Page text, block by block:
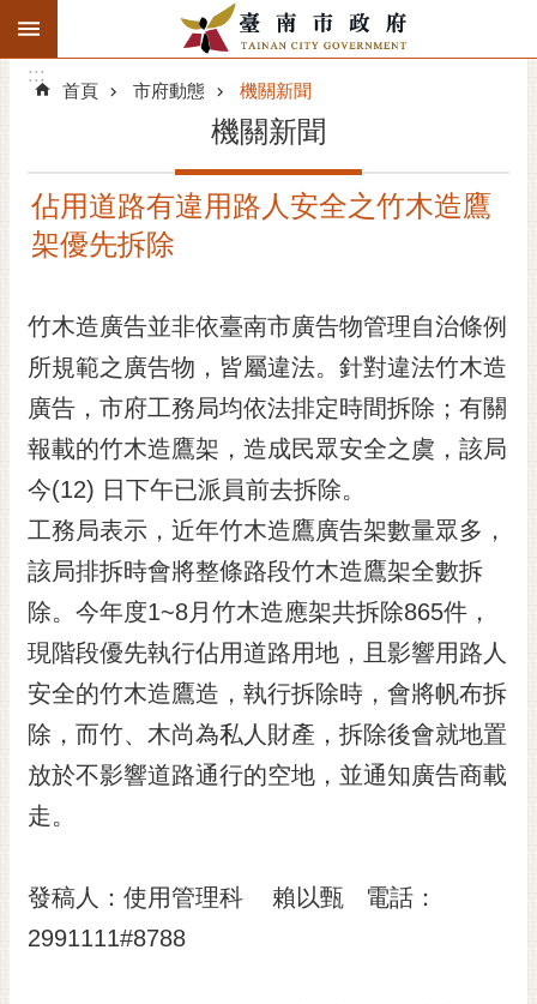
跳到主要內容區塊
搜
階
精彩府城
市府團隊
主題服務
市政資訊
市民互動
黃
偉
哲
螢
光
花
泉
桐
花
網
站
:::
:::
首頁 市府動態 機關新聞
機關新聞
佔用道路有違用路人安全之竹木造鷹
架優先拆除
竹木造廣告並非依臺南市廣告物管理自治條例
所規範之廣告物，皆屬違法。針對違法竹木造
廣告，市府工務局均依法排定時間拆除；有關
報載的竹木造鷹架，造成民眾安全之虞，該局
今(12) 日下午已派員前去拆除。
工務局表示，近年竹木造鷹廣告架數量眾多，
該局排拆時會將整條路段竹木造鷹架全數拆
除。今年度1~8月竹木造應架共拆除865件，
現階段優先執行佔用道路用地，且影響用路人
安全的竹木造鷹造，執行拆除時，會將帆布拆
除，而竹、木尚為私人財產，拆除後會就地置
放於不影響道路通行的空地，並通知廣告商載
走。
發稿人：使用管理科 賴以甄 電話：
2991111#8788